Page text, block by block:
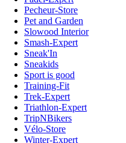
Pecheur-Store
Pet and Garden
Slowood Interior
Smash-Expert
Sneak'In
Sneakids
Sport is good
Training-Fit
Trek-Expert
Triathlon-Expert
TripNBikers
Vélo-Store
Winter-Expert